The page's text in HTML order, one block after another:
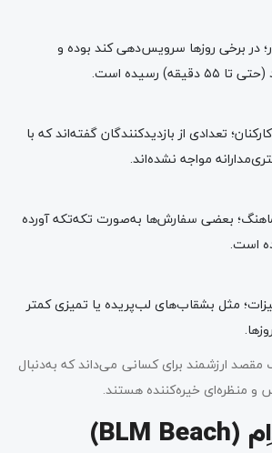
در برخی روزها سرویس‌دهی کند بوده و
رسیده است.
تعدادی از بازدیدکنندگان گفته‌اند که با
مواجه نشده‌اند.
بعضی سفارش‌ها به‌صورت تکه‌تکه آورده
است.
مثل بشقاب‌های لب‌پریده یا تمیزی کمتر
مقصد ارزشمند برای کسانی می‌داند که به‌دنبال
و منظره‌ای خیره‌کننده هستند.
(
BLM Beach
)